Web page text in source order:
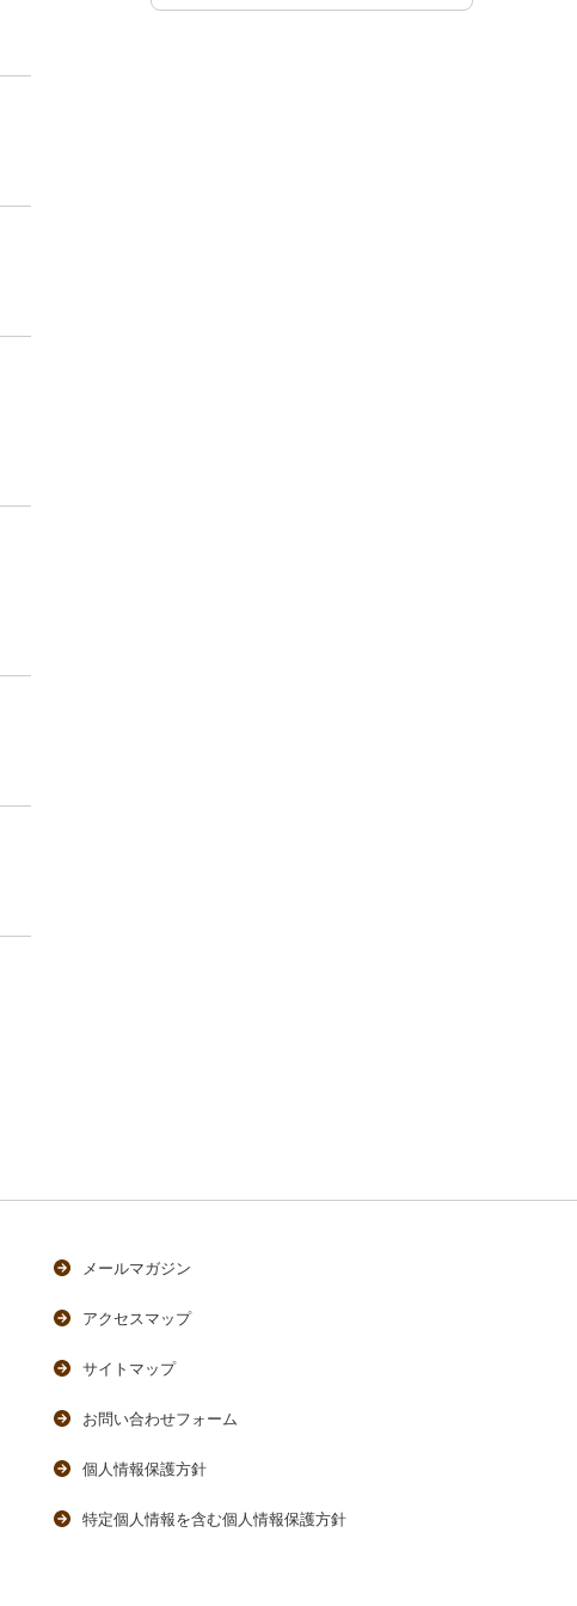
メールマガジン
アクセスマップ
サイトマップ
お問い合わせフォーム
個人情報保護方針
特定個人情報を含む個人情報保護方針